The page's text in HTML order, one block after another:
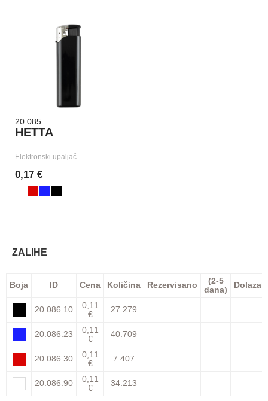
20.085
HETTA
Elektronski upaljač
0,17 €
ZALIHE
Boja ID Cena Količina Rezervisano
(2-5
dana)
Dolazak
20.086.10
0,11
€
27.279
20.086.23
0,11
€
40.709
20.086.30
0,11
€
7.407
20.086.90
0,11
€
34.213